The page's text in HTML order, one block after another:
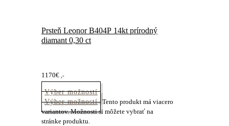
Prsteň Leonor B404P 14kt prírodný
diamant 0,30 ct
1170€ ,-
Výber možností
Výber možností Tento produkt má viacero
variantov. Možnosti si môžete vybrať na
stránke produktu.